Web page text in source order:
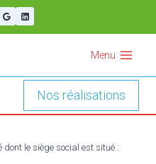
Menu
Nos réalisations
dont le siège social est situé :